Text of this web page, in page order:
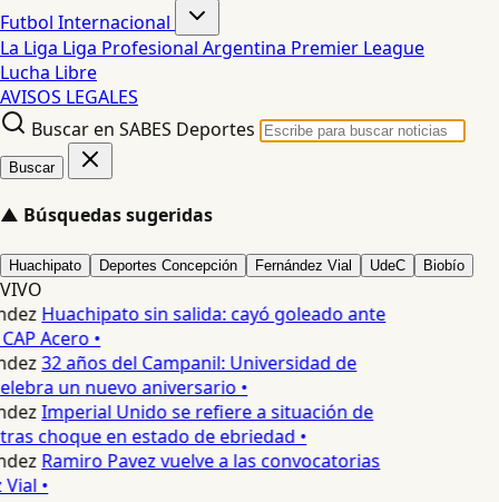
Futbol Internacional
La Liga Liga Profesional Argentina Premier League
Lucha Libre
AVISOS LEGALES
Buscar en SABES Deportes
Buscar
▲ Búsquedas sugeridas
Huachipato Deportes Concepción Fernández Vial UdeC Biobío
VIVO
Huachipato sin salida: cayó goleado ante
Acero •
32 años del Campanil: Universidad de
un nuevo aniversario •
Imperial Unido se refiere a situación de
choque en estado de ebriedad •
Ramiro Pavez vuelve a las convocatorias
•